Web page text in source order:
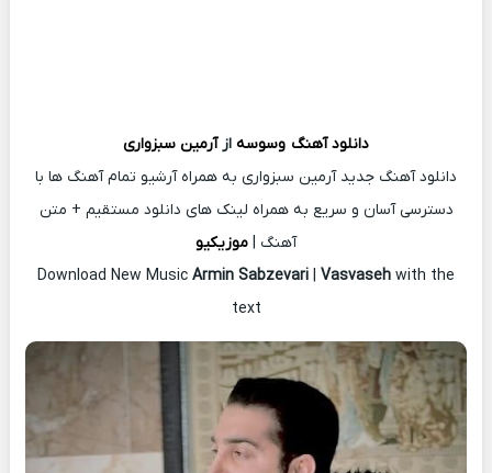
دانلود آهنگ وسوسه ازآرمین سبزواری
دانلود آهنگ جدید آرمین سبزواری به همراه آرشیو تمام آهنگ ها با
دسترسی آسان و سریع به همراه لینک های دانلود مستقیم + متن
آهنگ | موزیکیو
Download New Music Armin Sabzevari | Vasvaseh with the
text